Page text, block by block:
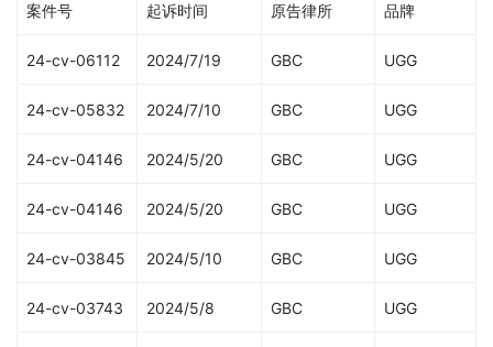
案件号 起诉时间 原告律所 品牌
24-cv-06112 2024/7/19 GBC UGG
24-cv-05832 2024/7/10 GBC UGG
24-cv-04146 2024/5/20 GBC UGG
24-cv-04146 2024/5/20 GBC UGG
24-cv-03845 2024/5/10 GBC UGG
24-cv-03743 2024/5/8 GBC UGG